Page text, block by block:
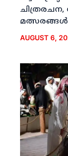
ചിത്രരചന,
മത്സരങ്ങള്‍
AUGUST 6,